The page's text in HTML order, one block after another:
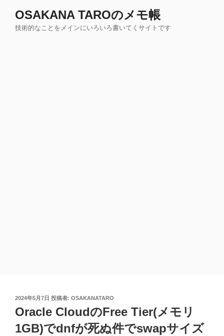
OSAKANA TAROのメモ帳
技術的なことをメインにいろいろ書いてくサイトです
投
稿
日:
2024年5月7日 投稿者: OSAKANATARO
Oracle CloudのFree Tier(メモリ
1GB)でdnfが死ぬ件でswapサイズ